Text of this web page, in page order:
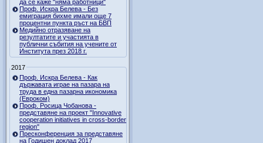
да се каже "няма работници"
Проф. Искра Белева - Без
емиграция бихме имали още 7
процентни пункта ръст на БВП
Медийно отразяване на
резултатите и участията в
публични събития на учените от
Института през 2018 г.
2017
Проф. Искра Белева - Как
държавата играе на пазара на
труда в една пазарна икономика
(Евроком)
Проф. Росица Чобанова -
представяне на проект "Innovative
cooperation initiatives in cross-border
region"
Пресконференция за представяне
на Годишен доклад 2017